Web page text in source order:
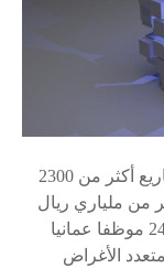
النقاط الرئيسية النقطة التفاصيل عدد المشاريع أكثر من 2300
أكثر من ملياري ريال
عماني في 2022 نسبة التعمين 18.5% مع 2418 موظفا عمانيا
الأغراض